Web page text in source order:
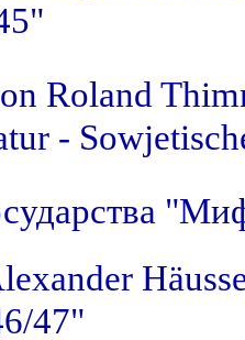
Roland
-
47"